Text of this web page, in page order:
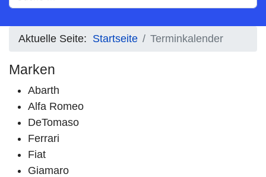
Aktuelle Seite: Startseite Terminkalender
Marken
Abarth
Alfa Romeo
DeTomaso
Ferrari
Fiat
Giamaro